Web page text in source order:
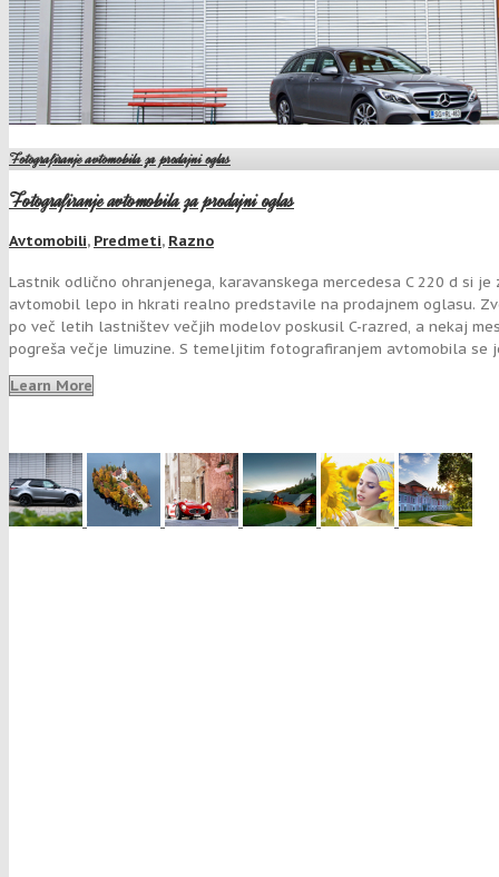
Fotografiranje avtomobila za prodajni oglas
Fotografiranje avtomobila za prodajni oglas
Avtomobili, Predmeti, Razno
Lastnik odlično ohranjenega, karavanskega mercedesa C 220 d si
avtomobil lepo in hkrati realno predstavile na prodajnem oglasu.
po več letih lastništev večjih modelov poskusil C-razred, a nekaj
pogreša večje limuzine. S temeljitim fotografiranjem avtomobila
Learn More